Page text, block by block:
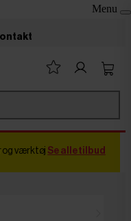
og værktøj Se alle tilbud
Menu